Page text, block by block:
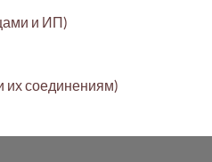
и ИП)
их соединениям)